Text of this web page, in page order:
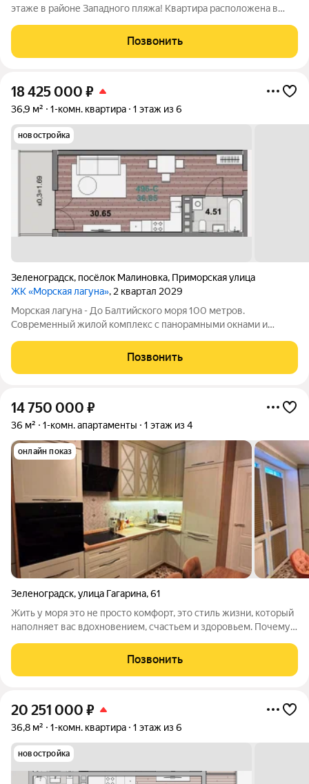
этаже в районе Западного пляжа! Квартира расположена в
доступностью. Ориентиры: Байконур, Ж/Д станция
Зеленоградск-2 (всего 5 минут пешком).
Позвонить
18 425 000 ₽
36,9 м² 1-комн. квартира 1 этаж из 6
новостройка
Зеленоградск, посёлок Малиновка, Приморская улица
ЖК «Морская лагуна», 2 квартал 2029
Морская лагуна - До Балтийского моря 100 метров.
Современный жилой комплекс с панорамными окнами и
для инвестиций и сдачи в аренду. Основные преимущества:
Позвонить
14 750 000 ₽
36 м² 1-комн. апартаменты 1 этаж из 4
онлайн показ
Зеленоградск,улица Гагарина,61
Жить у моря это не просто комфорт, это стиль жизни, который
наполняет вас вдохновением, счастьем и здоровьем. Почему
продаже однокомнатные апартаменты в курортном городе
Зеленоградск, ул.
Позвонить
20 251 000 ₽
36,8 м² 1-комн. квартира 1 этаж из 6
новостройка